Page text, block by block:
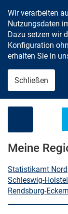
Wir verarbeiten
Nutzungsdaten
Dazu setzen wir
Konfiguration
erhalten Sie in
Schließen
Meine
Statistikamt Nord
Schleswig-
Rendsburg-